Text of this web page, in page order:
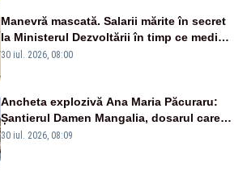
Manevră mascată. Salarii mărite în secret
la Ministerul Dezvoltării în timp ce medicii
ies în stradă
30 iul. 2026, 08:00
Ancheta explozivă Ana Maria Păcuraru:
Șantierul Damen Mangalia, dosarul care
scufundă apărarea României
30 iul. 2026, 08:09